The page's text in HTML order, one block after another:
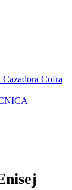
Cazadora Cofra